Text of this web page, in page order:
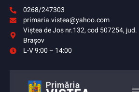
0268/247303
primaria.vistea@yahoo.com
Viştea de Jos nr.132, cod 507254, jud.
Braşov
L-V 9:00 – 14:00